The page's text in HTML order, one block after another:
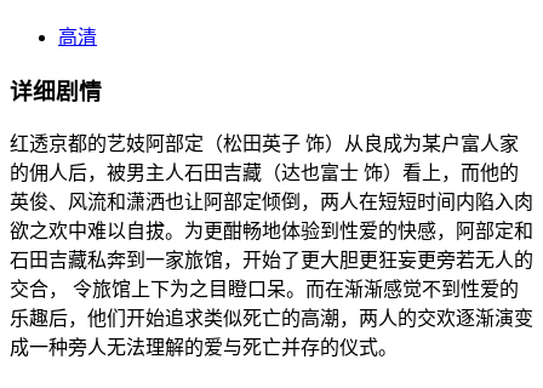
高清
详细剧情
红透京都的艺妓阿部定（松田英子 饰）从良成为某户富人家
的佣人后，被男主人石田吉藏（达也富士 饰）看上，而他的
英俊、风流和潇洒也让阿部定倾倒，两人在短短时间内陷入肉
欲之欢中难以自拔。为更酣畅地体验到性爱的快感，阿部定和
石田吉藏私奔到一家旅馆，开始了更大胆更狂妄更旁若无人的
交合， 令旅馆上下为之目瞪口呆。而在渐渐感觉不到性爱的
乐趣后，他们开始追求类似死亡的高潮，两人的交欢逐渐演变
成一种旁人无法理解的爱与死亡并存的仪式。